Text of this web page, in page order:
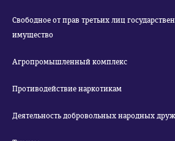
Свободное от прав третьих лиц
имущество
Агропромышленный комплекс
Противодействие наркотикам
Деятельность добровольных народных